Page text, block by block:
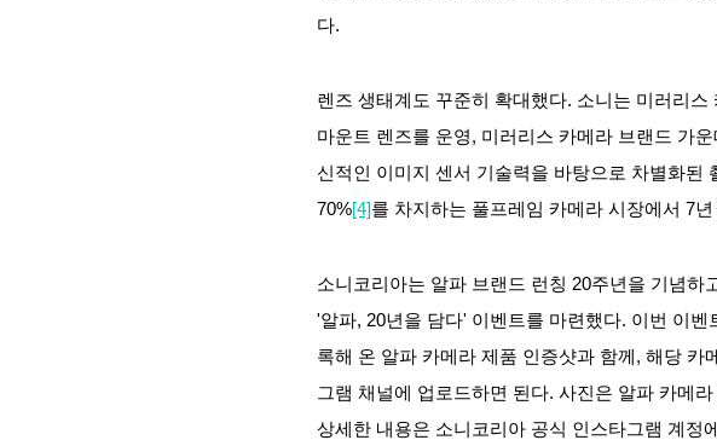
다.
렌즈 생태계도 꾸준히 확대했다. 소니는 미러리
마운트 렌즈를 운영, 미러리스 카메라 브랜드 가
신적인 이미지 센서 기술력을 바탕으로 차별화된
70%[4]를 차지하는 풀프레임 카메라 시장에서 7
소니코리아는 알파 브랜드 런칭 20주년을 기념
'알파, 20년을 담다' 이벤트를 마련했다. 이번 이
록해 온 알파 카메라 제품 인증샷과 함께, 해당
그램 채널에 업로드하면 된다. 사진은 알파 카메
상세한 내용은 소니코리아 공식 인스타그램 계